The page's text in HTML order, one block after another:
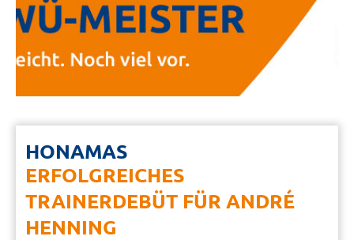
HONAMAS
ERFOLGREICHES
TRAINERDEBÜT FÜR ANDRÉ
HENNING